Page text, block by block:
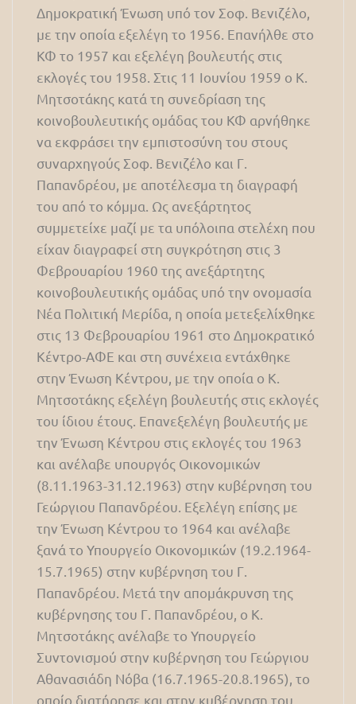
Δημοκρατική Ένωση υπό τον Σοφ. Βενιζέλο,
με την οποία εξελέγη το 1956. Επανήλθε στο
ΚΦ το 1957 και εξελέγη βουλευτής στις
εκλογές του 1958. Στις 11 Ιουνίου 1959 ο Κ.
Μητσοτάκης κατά τη συνεδρίαση της
κοινοβουλευτικής ομάδας του ΚΦ αρνήθηκε
να εκφράσει την εμπιστοσύνη του στους
συναρχηγούς Σοφ. Βενιζέλο και Γ.
Παπανδρέου, με αποτέλεσμα τη διαγραφή
του από το κόμμα. Ως ανεξάρτητος
συμμετείχε μαζί με τα υπόλοιπα στελέχη που
είχαν διαγραφεί στη συγκρότηση στις 3
Φεβρουαρίου 1960 της ανεξάρτητης
κοινοβουλευτικής ομάδας υπό την ονομασία
Νέα Πολιτική Μερίδα, η οποία μετεξελίχθηκε
στις 13 Φεβρουαρίου 1961 στο Δημοκρατικό
Κέντρο-ΑΦΕ και στη συνέχεια εντάχθηκε
στην Ένωση Κέντρου, με την οποία ο Κ.
Μητσοτάκης εξελέγη βουλευτής στις εκλογές
του ίδιου έτους. Επανεξελέγη βουλευτής με
την Ένωση Κέντρου στις εκλογές του 1963
και ανέλαβε υπουργός Οικονομικών
(8.11.1963-31.12.1963) στην κυβέρνηση του
Γεώργιου Παπανδρέου. Εξελέγη επίσης με
την Ένωση Κέντρου το 1964 και ανέλαβε
ξανά το Υπουργείο Οικονομικών (19.2.1964-
15.7.1965) στην κυβέρνηση του Γ.
Παπανδρέου. Μετά την απομάκρυνση της
κυβέρνησης του Γ. Παπανδρέου, ο Κ.
Μητσοτάκης ανέλαβε το Υπουργείο
Συντονισμού στην κυβέρνηση του Γεώργιου
Αθανασιάδη Νόβα (16.7.1965-20.8.1965), το
οποίο διατήρησε και στην κυβέρνηση του